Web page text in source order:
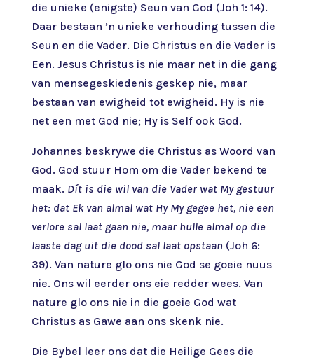
die unieke (enigste) Seun van God (Joh 1: 14).
Daar bestaan ’n unieke verhouding tussen die
Seun en die Vader. Die Christus en die Vader is
Een. Jesus Christus is nie maar net in die gang
van mensegeskiedenis geskep nie, maar
bestaan van ewigheid tot ewigheid. Hy is nie
net een met God nie; Hy is Self ook God.
Johannes beskrywe die Christus as Woord van
God. God stuur Hom om die Vader bekend te
maak. Dít is die wil van die Vader wat My gestuur
het: dat Ek van almal wat Hy My gegee het, nie een
verlore sal laat gaan nie, maar hulle almal op die
laaste dag uit die dood sal laat opstaan (Joh 6:
39). Van nature glo ons nie God se goeie nuus
nie. Ons wil eerder ons eie redder wees. Van
nature glo ons nie in die goeie God wat
Christus as Gawe aan ons skenk nie.
Die Bybel leer ons dat die Heilige Gees die